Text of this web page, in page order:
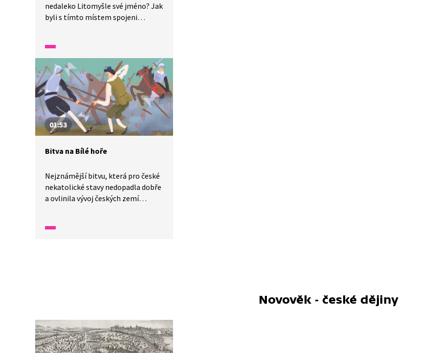
nedaleko Litomyšle své jméno? Jak
byli s tímto místem spojeni
zachránilo Růžový palouček
před rozoráním? Poslouchejte
vyprávění ze Starých pověstí
českých, které je tlumočeno
do znakového jazyka.
01:53
Bitva na Bílé hoře
Nejznámější bitvu, která pro české
nekatolické stavy nedopadla dobře
a ovlinila vývoj českých zemí
sobě stáli Habsburkové a zástupci
Komenský.
Novověk - české dějiny